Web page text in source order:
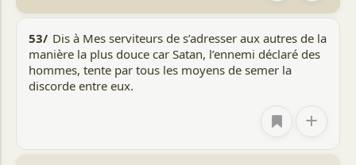
53/ Dis à Mes serviteurs de s’adresser aux autres de la
manière la plus douce car Satan, l’ennemi déclaré des
hommes, tente par tous les moyens de semer la
discorde entre eux.
+